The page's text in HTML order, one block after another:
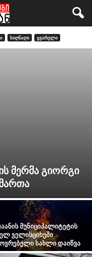
ᲡᲘᲦᲜᲐᲦᲘ ᲧᲕᲐᲠᲔᲚᲘ
მერმა გიორგი
მუნიციპალიტეტის
ველისციხეში
სახლი დაიწვა